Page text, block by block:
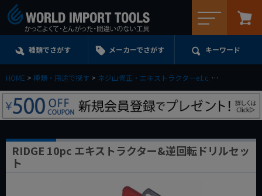
種類でさがす メーカーでさがす キーワード
HOME 種類・用途で探す ネジ山修正・エキストラクターe.t.c.
RIDGE 10pc エキストラクター&逆回転ドリルセッ
ト